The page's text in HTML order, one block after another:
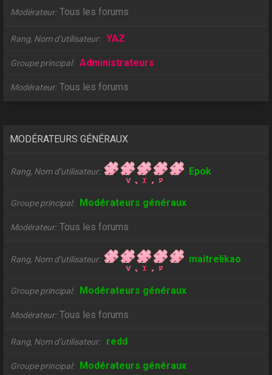
Modérateur Tous les forums
Rang, Nom d’utilisateur YAZ
Groupe principal Administrateurs
Modérateur Tous les forums
MODÉRATEURS GÉNÉRAUX
Rang, Nom d’utilisateur Epok
Groupe principal Modérateurs généraux
Modérateur Tous les forums
Rang, Nom d’utilisateur maitrelikao
Groupe principal Modérateurs généraux
Modérateur Tous les forums
Rang, Nom d’utilisateur redd
Groupe principal Modérateurs généraux